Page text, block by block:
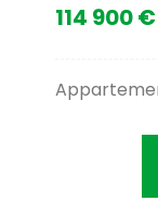
114 900 €